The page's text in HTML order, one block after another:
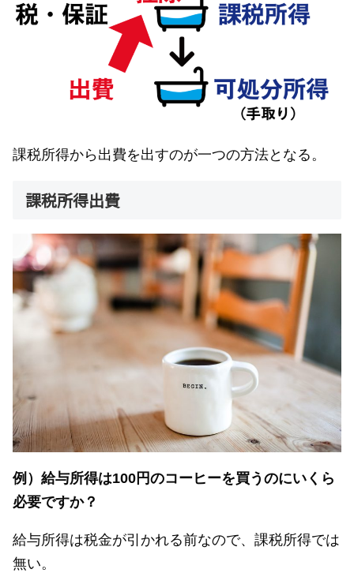
課税所得から出費を出すのが一つの方法となる。
課税所得出費
例）給与所得は100円のコーヒーを買うのにいくら
必要ですか？
給与所得は税金が引かれる前なので、課税所得では
無い。